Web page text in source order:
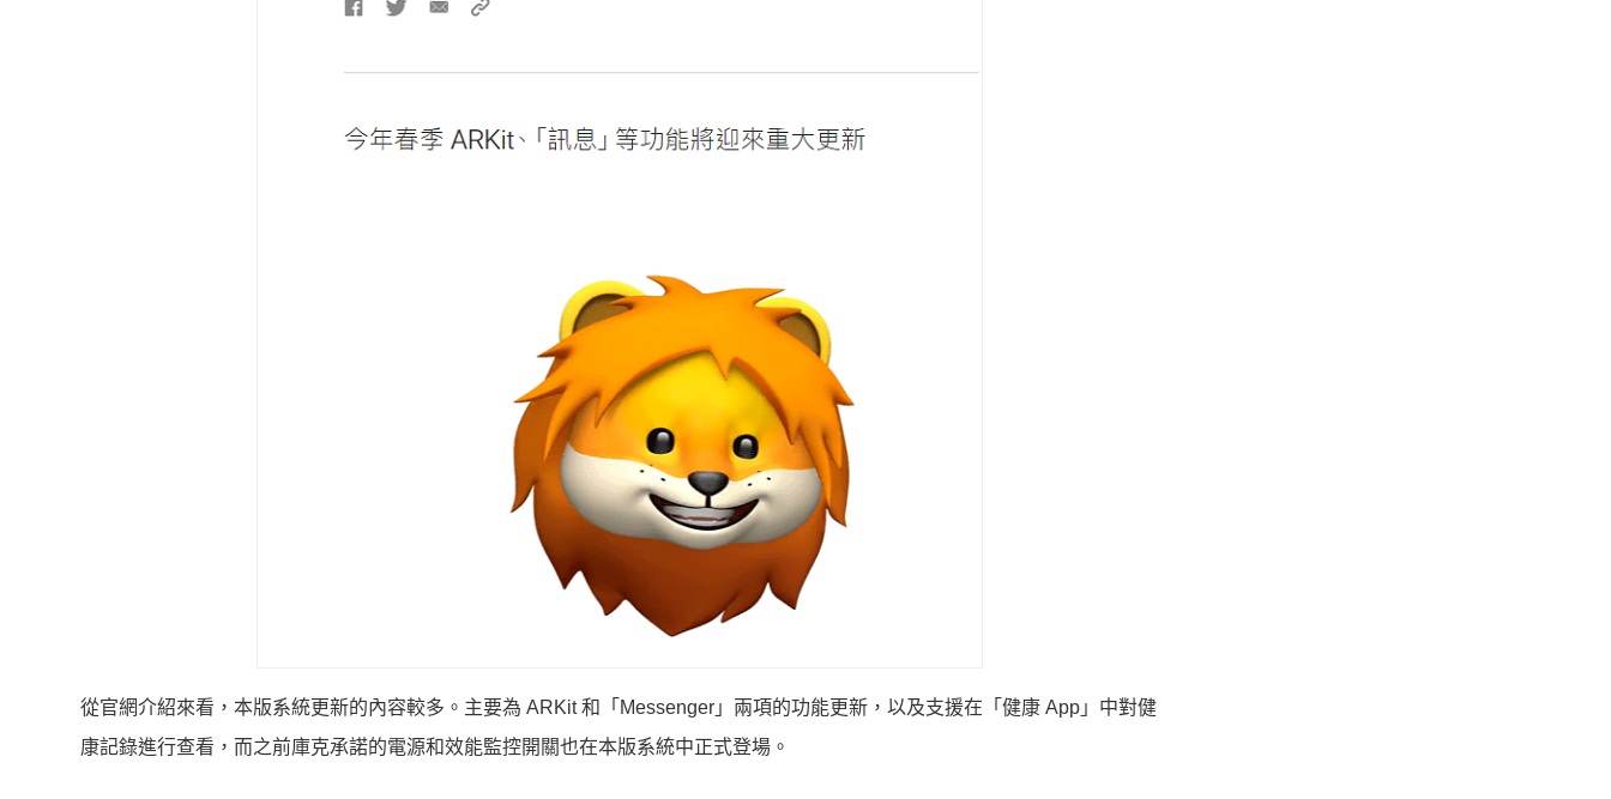
從官網介紹來看，本版系統更新的內容較多。主要為 ARKit 和「Messenger」兩項的功能更新，以及支援在「健康 App」中對健
康記錄進行查看，而之前庫克承諾的電源和效能監控開關也在本版系統中正式登場。